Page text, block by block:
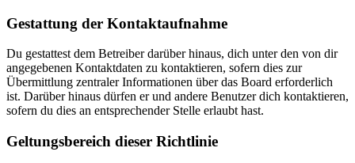
Gestattung der Kontaktaufnahme
Du gestattest dem Betreiber darüber hinaus, dich unter den von dir
angegebenen Kontaktdaten zu kontaktieren, sofern dies zur
Übermittlung zentraler Informationen über das Board erforderlich
ist. Darüber hinaus dürfen er und andere Benutzer dich kontaktieren,
sofern du dies an entsprechender Stelle erlaubt hast.
Geltungsbereich dieser Richtlinie